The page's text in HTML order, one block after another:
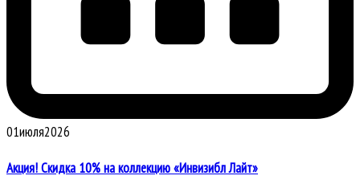
01июля2026
Акция! Скидка 10% на коллекцию «Инвизибл Лайт»